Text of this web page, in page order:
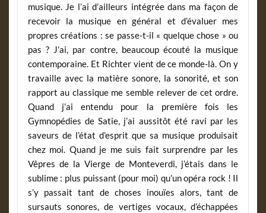
musique. Je l’ai d’ailleurs intégrée dans ma façon de
recevoir la musique en général et d’évaluer mes
propres créations : se passe-t-il « quelque chose » ou
pas ? J’ai, par contre, beaucoup écouté la musique
contemporaine. Et Richter vient de ce monde-là. On y
travaille avec la matière sonore, la sonorité, et son
rapport au classique me semble relever de cet ordre.
Quand j’ai entendu pour la première fois les
Gymnopédies de Satie, j’ai aussitôt été ravi par les
saveurs de l’état d’esprit que sa musique produisait
chez moi. Quand je me suis fait surprendre par les
Vêpres de la Vierge de Monteverdi, j’étais dans le
sublime : plus puissant (pour moi) qu’un opéra rock ! Il
s’y passait tant de choses inouïes alors, tant de
sursauts sonores, de vertiges vocaux, d’échappées